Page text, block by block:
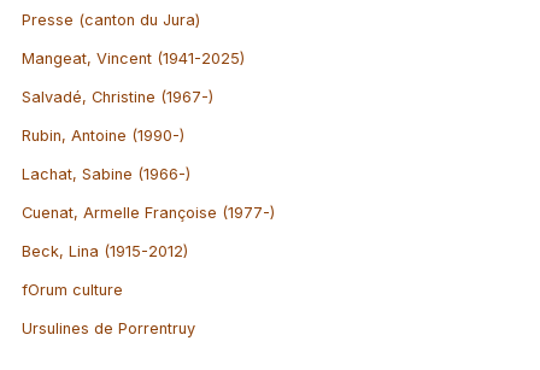
Presse (canton du Jura)
Mangeat, Vincent (1941-2025)
Salvadé, Christine (1967-)
Rubin, Antoine (1990-)
Lachat, Sabine (1966-)
Cuenat, Armelle Françoise (1977-)
Beck, Lina (1915-2012)
fOrum culture
Ursulines de Porrentruy